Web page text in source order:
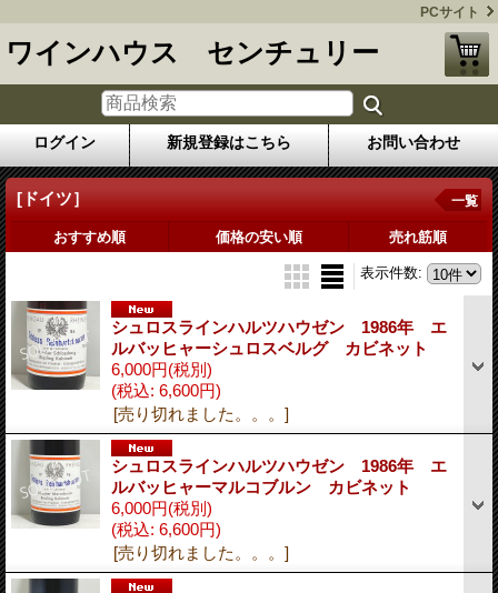
PCサイト
ワインハウス センチュリー
ログイン 新規登録はこちら お問い合わせ
[ドイツ］ 一覧
おすすめ順 価格の安い順 売れ筋順
表示件数:
シュロスラインハルツハウゼン 1986年 エ
ルバッヒャーシュロスベルグ カビネット
6,000円(税別)
(税込: 6,600円)
[売り切れました。。。]
シュロスラインハルツハウゼン 1986年 エ
ルバッヒャーマルコブルン カビネット
6,000円(税別)
(税込: 6,600円)
[売り切れました。。。]